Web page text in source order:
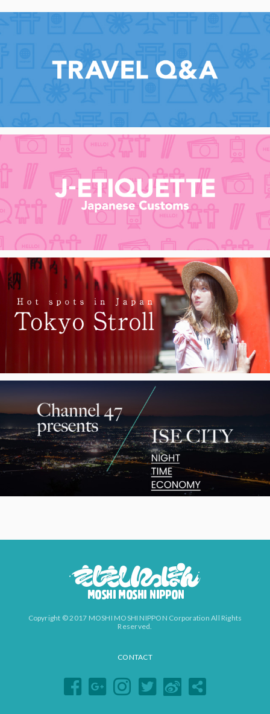
Copyright © 2017 MOSHI MOSHI NIPPON Corporation All Rights
Reserved.
CONTACT